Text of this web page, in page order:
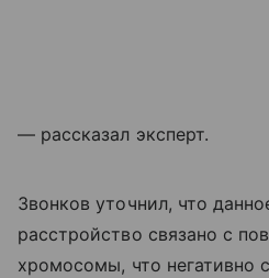
— рассказал эксперт.
Звонков уточнил, что
расстройство связано с
хромосомы, что негативно